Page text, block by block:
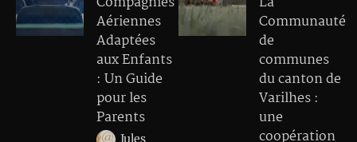
Aériennes
Adaptées
aux Enfants
: Un Guide
pour les
Parents
Jules
Communauté
de
communes
du canton de
Varilhes :
une
coopération